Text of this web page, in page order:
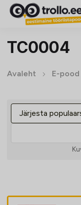
TC0004
Avaleht E-pood